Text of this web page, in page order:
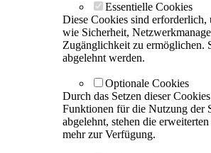
Essentielle Cookies
Diese Cookies sind
wie Sicherheit,
Zugänglichkeit zu ermöglichen.
abgelehnt werden.
Optionale Cookies
Durch das Setzen dieser
Funktionen für die Nutzung der
abgelehnt, stehen die
mehr zur Verfügung.